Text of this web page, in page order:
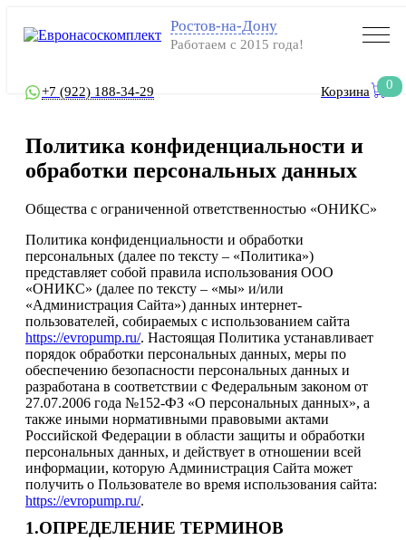
Ростов-на-Дону
Работаем с 2015 года!
+7 (922) 188-34-29 Корзина
0
Политика конфиденциальности и
обработки персональных данных
Общества с ограниченной ответственностью «ОНИКС»
Политика конфиденциальности и обработки
персональных (далее по тексту – «Политика»)
представляет собой правила использования ООО
«ОНИКС» (далее по тексту – «мы» и/или
«Администрация Сайта») данных интернет-
пользователей, собираемых с использованием сайта
https://evropump.ru/. Настоящая Политика устанавливает
порядок обработки персональных данных, меры по
обеспечению безопасности персональных данных и
разработана в соответствии с Федеральным законом от
27.07.2006 года №152-ФЗ «О персональных данных», а
также иными нормативными правовыми актами
Российской Федерации в области защиты и обработки
персональных данных, и действует в отношении всей
информации, которую Администрация Сайта может
получить о Пользователе во время использования сайта:
https://evropump.ru/.
1.ОПРЕДЕЛЕНИЕ ТЕРМИНОВ